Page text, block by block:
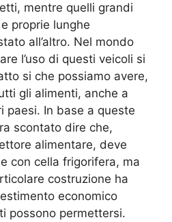
mentre quelli grandi
proprie lunghe
all’altro. Nel mondo
l’uso di questi veicoli si
si che possiamo avere,
gli alimenti, anche a
paesi. In base a queste
scontato dire che,
alimentare, deve
con cella frigorifera, ma
costruzione ha
economico
possono permettersi.